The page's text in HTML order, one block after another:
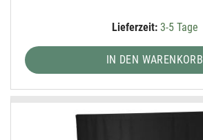
Lieferzeit:3-5 Tage
IN DEN WARENKORB